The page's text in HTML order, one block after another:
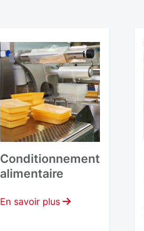
Conditionnement
alimentaire
En savoir plus